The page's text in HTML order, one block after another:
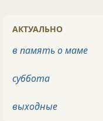
АКТУАЛЬНО
в память о маме
суббота
выходные